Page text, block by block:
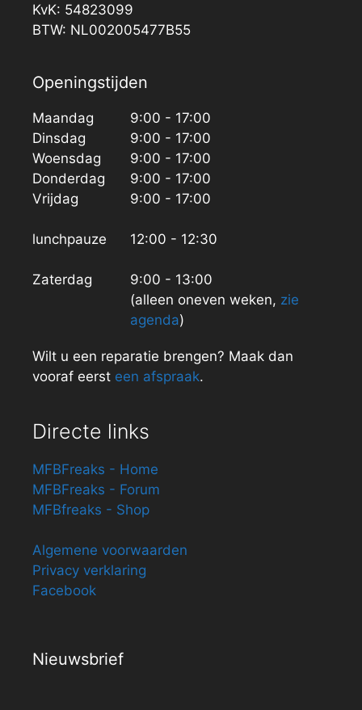
KvK: 54823099
BTW: NL002005477B55
Openingstijden
Maandag
Dinsdag
Woensdag
Donderdag
Vrijdag
lunchpauze
Zaterdag
9:00 - 17:00
9:00 - 17:00
9:00 - 17:00
9:00 - 17:00
9:00 - 17:00
12:00 - 12:30
9:00 - 13:00
(alleen oneven weken, zie
agenda)
Wilt u een reparatie brengen? Maak dan
vooraf eerst een afspraak.
Directe links
MFBFreaks - Home
MFBFreaks - Forum
MFBfreaks - Shop
Algemene voorwaarden
Privacy verklaring
Facebook
Nieuwsbrief